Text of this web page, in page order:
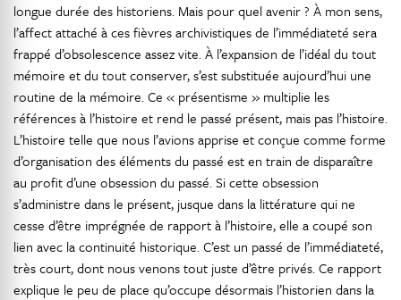
longue durée des historiens. Mais pour quel avenir ? À mon sens,
l’affect attaché à ces fièvres archivistiques de l’immédiateté sera
frappé d’obsolescence assez vite. À l’expansion de l’idéal du tout
mémoire et du tout conserver, s’est substituée aujourd’hui une
routine de la mémoire. Ce « présentisme » multiplie les
références à l’histoire et rend le passé présent, mais pas l’histoire.
L’histoire telle que nous l’avions apprise et conçue comme forme
d’organisation des éléments du passé est en train de disparaître
au profit d’une obsession du passé. Si cette obsession
s’administre dans le présent, jusque dans la littérature qui ne
cesse d’être imprégnée de rapport à l’histoire, elle a coupé son
lien avec la continuité historique. C’est un passé de l’immédiateté,
très court, dont nous venons tout juste d’être privés. Ce rapport
explique le peu de place qu’occupe désormais l’historien dans la